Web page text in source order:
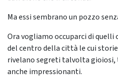
Ma essi sembrano un pozzo
Ora vogliamo occuparci di quelli
del centro della città le cui
rivelano segreti talvolta
anche impressionanti.